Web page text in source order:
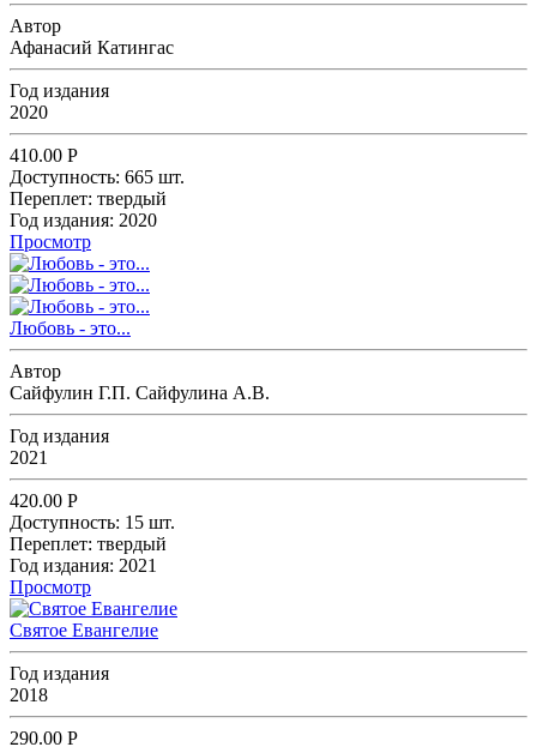
Автор
Афанасий Катингас
Год издания
2020
410.00 Р
Доступность: 665 шт.
Переплет: твердый
Год издания: 2020
Просмотр
Любовь - это...
Автор
Сайфулин Г.П. Сайфулина А.В.
Год издания
2021
420.00 Р
Доступность: 15 шт.
Переплет: твердый
Год издания: 2021
Просмотр
Святое Евангелие
Год издания
2018
290.00 Р